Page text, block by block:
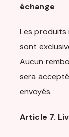
échange
Les produits
sont
Aucun
sera
envoyés.
Article 7.